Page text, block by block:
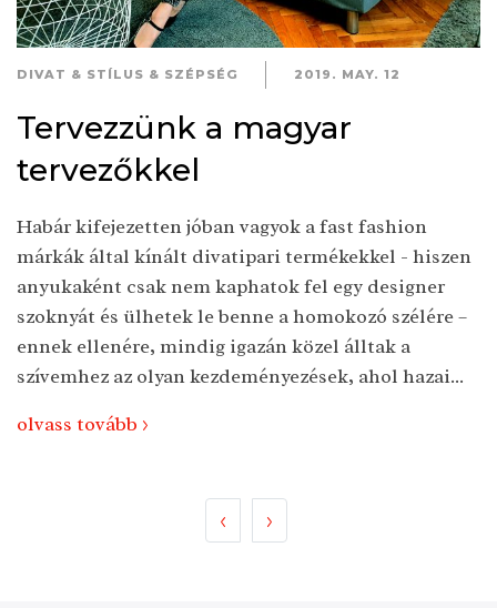
DIVAT & STÍLUS & SZÉPSÉG 2019. MAY. 12
Tervezzünk a magyar
tervezőkkel
Habár kifejezetten jóban vagyok a fast fashion
márkák által kínált divatipari termékekkel - hiszen
anyukaként csak nem kaphatok fel egy designer
szoknyát és ülhetek le benne a homokozó szélére –
ennek ellenére, mindig igazán közel álltak a
szívemhez az olyan kezdeményezések, ahol hazai...
olvass tovább >
< >